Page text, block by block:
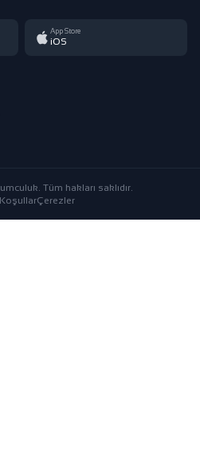
App Store
iOS
Tüm hakları saklıdır.
KoşullarÇerezler